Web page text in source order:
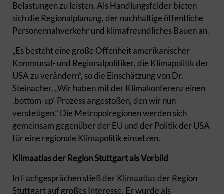
Belastungen zu leisten. Als Handlungsfelder bieten
sich die Regionalplanung, der nachhaltige öffentliche
Personennahverkehr und klimafreundliches Bauen an.
„Es besteht eine große Offenheit amerikanischer
Kommunal- und Regionalpolitiker, die Klimapolitik der
USA zu verändern“, so die Einschätzung von Dr.
Steinacher. „Wir haben mit der Klimakonferenz einen
‚bottom-up’-Prozess angestoßen, den wir nun
verstetigen.“ Die Metropolregionen werden sich
gemeinsam gegenüber der EU und der Politik der USA
für eine regionale Klimapolitik einsetzen.
Klimaatlas der Region Stuttgart als Vorbild
In Fachgesprächen stieß der Klimaatlas der Region
Stuttgart auf großes Interesse. Er wurde als